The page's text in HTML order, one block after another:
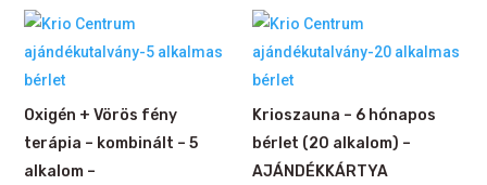
Oxigén + Vörös fény
terápia – kombinált – 5
alkalom –
Krioszauna – 6 hónapos
bérlet (20 alkalom) –
AJÁNDÉKKÁRTYA